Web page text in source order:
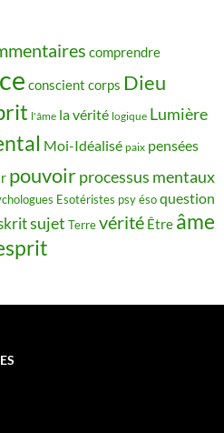
comprendre
conscient corps Dieu
l'âme la vérité logique Lumière
Moi-Idéalisé paix pensées
pouvoirprocessus mentaux
Esotéristes psy ésoquestion
sujet Terrevérité Être âme